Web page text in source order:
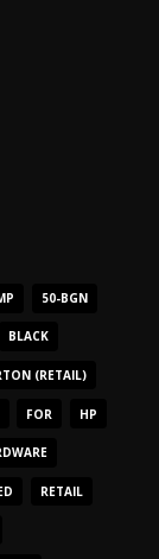
50-BGN
BLACK
(RETAIL)
FOR HP
RETAIL